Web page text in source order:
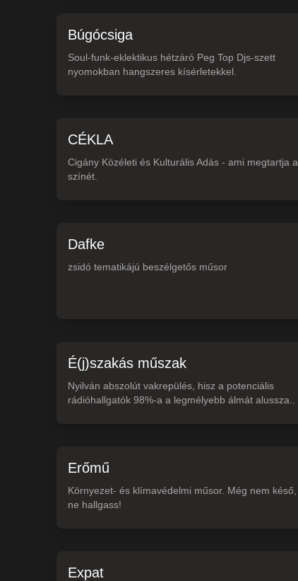
Búgócsiga
Soul-funk-eklektikus hétzáró Peg Top Djs-szett
nyomokban hangszeres kísérletekkel.
CÉKLA
Cigány Közéleti és Kulturális Adás - ami megtartja a
színét.
Dafke
zsidó tematikájú beszélgetős műsor
É(j)szakás műszak
Nyilván abszolút vakrepülés, hisz a potenciális
rádióhallgatók 98%-a a legmélyebb álmát alussza..
Erőmű
Környezet- és klímavédelmi műsor. Még nem késő,
ne hallgass!
Expat